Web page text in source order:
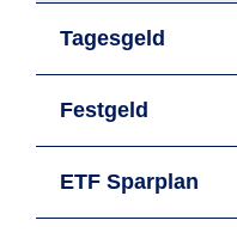
Tages­geld
Fest­geld
ETF Spar­plan